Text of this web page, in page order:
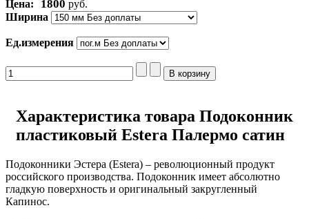
Цена:
1800 руб.
Ширина
Ед.измерения
Характеристика товара Подоконник
пластиковый Estera Палермо сатин
Подоконники Эстера (Estera) – революционный продукт
российского производства. Подоконник имеет абсолютно
гладкую поверхность и оригинальный закругленный
Капинос.